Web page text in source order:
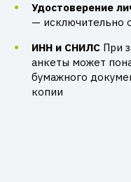
Удостоверение
— исключительно
ИНН и СНИЛС При
анкеты может
бумажного
копии